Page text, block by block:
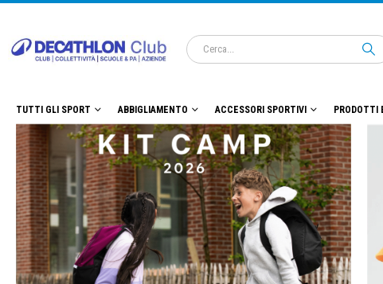
TUTTI GLI SPORT ABBIGLIAMENTO ACCESSORI SPORTIVI PRODOTTI